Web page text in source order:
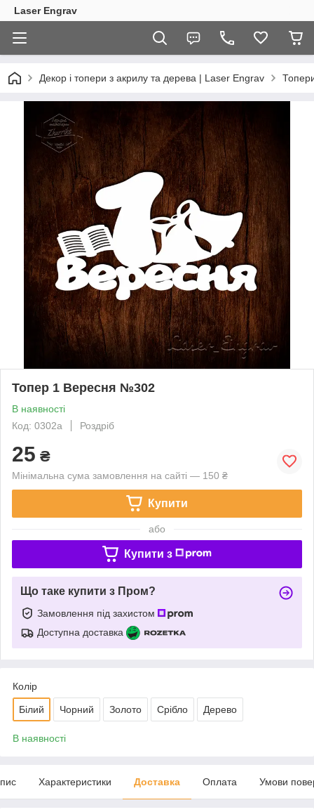
Laser Engrav
Декор і топери з акрилу та дерева | Laser Engrav
Топер 1 Вересня №302
В наявності
Код: 0302a
Роздріб
25 ₴
Мінімальна сума замовлення на сайті — 150 ₴
Купити
або
Купити з
Що таке купити з Пром?
Замовлення під захистом
Доступна доставка
Колір
Білий Чорний Золото Срібло Дерево
В наявності
Характеристики Доставка Оплата Умови